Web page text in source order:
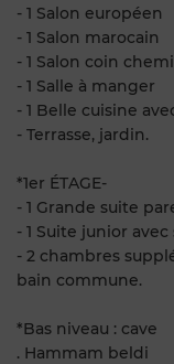
- 1 Salon européen
- 1 Salon marocain
- 1 Salon coin
- 1 Salle à manger
- 1 Belle cuisine
- Terrasse, jardin.
*1er ÉTAGE-
- 1 Grande suite
- 1 Suite junior
- 2 chambres
bain commune.
*Bas niveau : cave
. Hammam beldi